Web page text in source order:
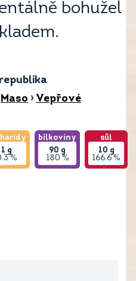
bohužel
Maso › Vepřové
1 g
%
bílkoviny
90 g
180 %
sůl
10 g
166.6 %